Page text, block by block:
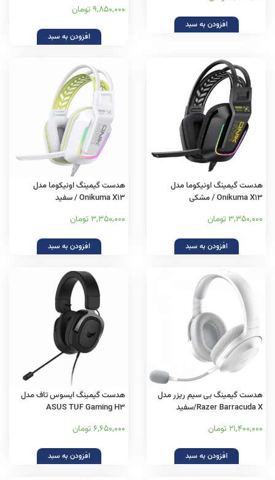
افزودن به سبد
9,850,000 تومان
افزودن به سبد
هدست گیمینگ اونیکوما مدل
Onikuma X13 / مشکی
3,350,000 تومان
افزودن به سبد
هدست گیمینگ اونیکوما مدل
Onikuma X13 / سفید
3,350,000 تومان
افزودن به سبد
هدست گیمینگ بی سیم ریزر مدل
Razer Barracuda X/سفید
21,400,000 تومان
افزودن به سبد
هدست گیمینگ ایسوس تاف مدل
ASUS TUF Gaming H3
6,650,000 تومان
افزودن به سبد